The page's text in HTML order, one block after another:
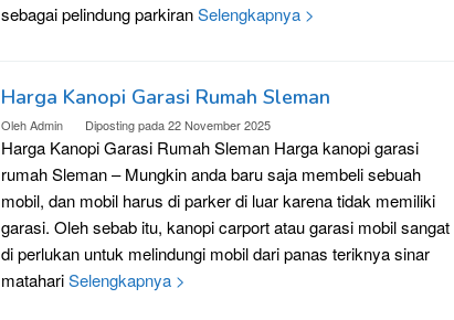
sebagai pelindung parkiranSelengkapnya >
Harga Kanopi Garasi Rumah Sleman
OlehAdmin Diposting pada22 November 2025
Harga Kanopi Garasi Rumah Sleman Harga kanopi garasi
rumah Sleman – Mungkin anda baru saja membeli sebuah
mobil, dan mobil harus di parker di luar karena tidak memiliki
garasi. Oleh sebab itu, kanopi carport atau garasi mobil sangat
di perlukan untuk melindungi mobil dari panas teriknya sinar
matahariSelengkapnya >